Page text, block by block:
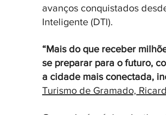
avanços conquistados
Inteligente (DTI).
“Mais do que receber
se preparar para o futuro,
a cidade mais conectada,
Turismo de Gramado,